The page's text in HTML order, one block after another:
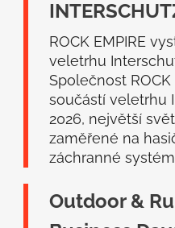
ROCK EMPIRE
veletrhu
Společnost ROCK
součástí veletrhu
2026, největší
zaměřené na
záchranné
Outdoor &